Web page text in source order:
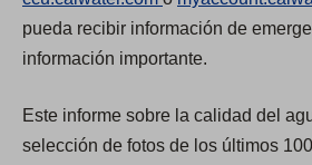
O
p
n
s
pueda recibir información de
información importante.
Este informe sobre la calidad del
selección de fotos de los últimos